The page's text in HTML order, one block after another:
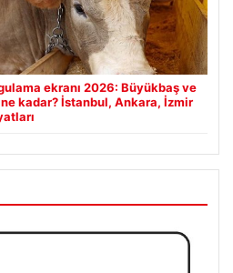
ekranı 2026: Büyükbaş ve
kadar? İstanbul, Ankara, İzmir